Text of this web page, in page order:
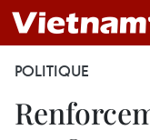
POLITIQUE